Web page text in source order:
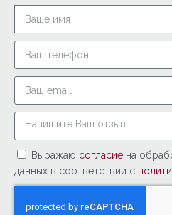
Выражаю согласие на
данных в соответствии с